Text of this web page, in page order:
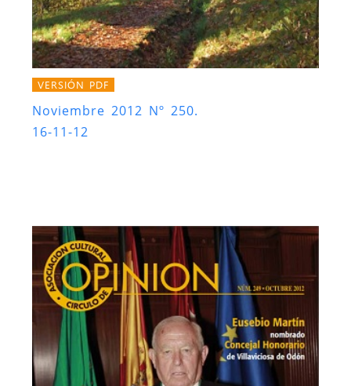
VERSIÓN PDF
Noviembre 2012 Nº 250.
16-11-12